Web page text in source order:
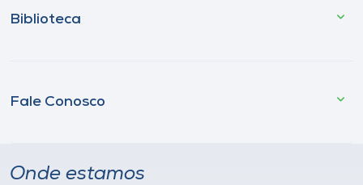
Biblioteca
Fale Conosco
Onde estamos